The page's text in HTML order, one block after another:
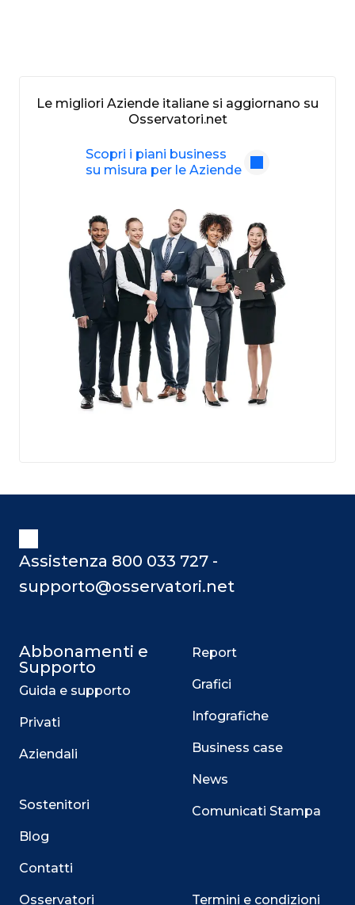
Le migliori Aziende italiane si aggiornano su
Osservatori.net
Scopri i piani business
su misura per le Aziende
Assistenza 800 033 727 -
supporto@osservatori.net
Abbonamenti e
Supporto
Guida e supporto
Privati
Aziendali
Sostenitori
Blog
Contatti
Osservatori
Report
Grafici
Infografiche
Business case
News
Comunicati Stampa
Termini e condizioni